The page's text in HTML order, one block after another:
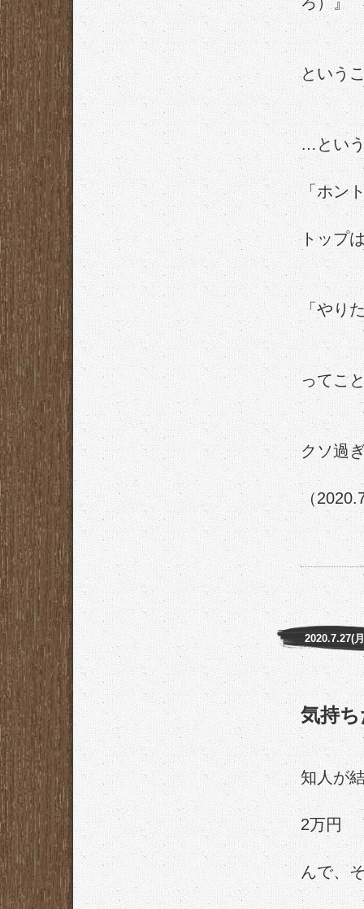
という
…とい
「ホン
トップ
「やり
ってこ
クソ過
（
2020.7.27(
気持
知人が
2万円
んで、